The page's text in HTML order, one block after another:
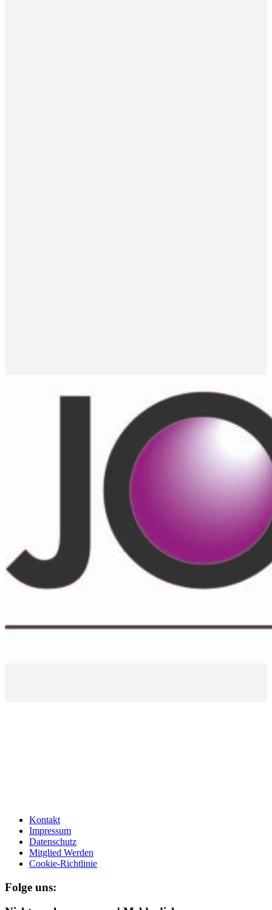
Kontakt
Impressum
Datenschutz
Mitglied Werden
Cookie-Richtlinie
Folge uns: